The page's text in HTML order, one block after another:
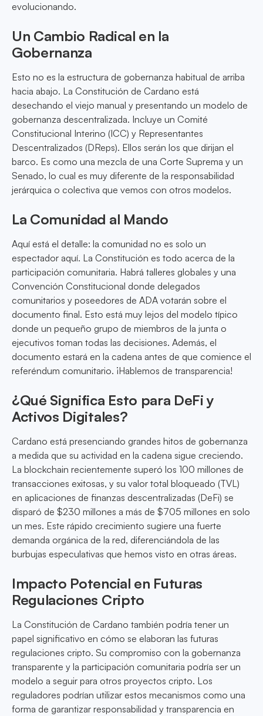
evolucionando.
Un Cambio Radical en la
Gobernanza
Esto no es la estructura de gobernanza habitual de arriba
hacia abajo. La Constitución de Cardano está
desechando el viejo manual y presentando un modelo de
gobernanza descentralizada. Incluye un Comité
Constitucional Interino (ICC) y Representantes
Descentralizados (DReps). Ellos serán los que dirijan el
barco. Es como una mezcla de una Corte Suprema y un
Senado, lo cual es muy diferente de la responsabilidad
jerárquica o colectiva que vemos con otros modelos.
La Comunidad al Mando
Aquí está el detalle: la comunidad no es solo un
espectador aquí. La Constitución es todo acerca de la
participación comunitaria. Habrá talleres globales y una
Convención Constitucional donde delegados
comunitarios y poseedores de ADA votarán sobre el
documento final. Esto está muy lejos del modelo típico
donde un pequeño grupo de miembros de la junta o
ejecutivos toman todas las decisiones. Además, el
documento estará en la cadena antes de que comience el
referéndum comunitario. ¡Hablemos de transparencia!
¿Qué Significa Esto para DeFi y
Activos Digitales?
Cardano está presenciando grandes hitos de gobernanza
a medida que su actividad en la cadena sigue creciendo.
La blockchain recientemente superó los 100 millones de
transacciones exitosas, y su valor total bloqueado (TVL)
en aplicaciones de finanzas descentralizadas (DeFi) se
disparó de $230 millones a más de $705 millones en solo
un mes. Este rápido crecimiento sugiere una fuerte
demanda orgánica de la red, diferenciándola de las
burbujas especulativas que hemos visto en otras áreas.
Impacto Potencial en Futuras
Regulaciones Cripto
La Constitución de Cardano también podría tener un
papel significativo en cómo se elaboran las futuras
regulaciones cripto. Su compromiso con la gobernanza
transparente y la participación comunitaria podría ser un
modelo a seguir para otros proyectos cripto. Los
reguladores podrían utilizar estos mecanismos como una
forma de garantizar responsabilidad y transparencia en